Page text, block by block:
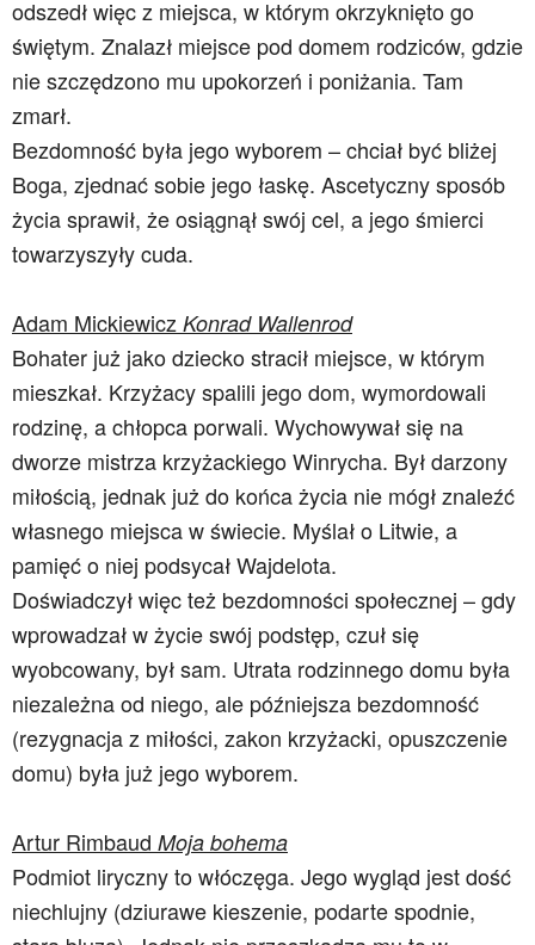
odszedł więc z miejsca, w którym okrzyknięto go
świętym. Znalazł miejsce pod domem rodziców, gdzie
nie szczędzono mu upokorzeń i poniżania. Tam
zmarł.
Bezdomność była jego wyborem – chciał być bliżej
Boga, zjednać sobie jego łaskę. Ascetyczny sposób
życia sprawił, że osiągnął swój cel, a jego śmierci
towarzyszyły cuda.
Adam Mickiewicz Konrad Wallenrod
Bohater już jako dziecko stracił miejsce, w którym
mieszkał. Krzyżacy spalili jego dom, wymordowali
rodzinę, a chłopca porwali. Wychowywał się na
dworze mistrza krzyżackiego Winrycha. Był darzony
miłością, jednak już do końca życia nie mógł znaleźć
własnego miejsca w świecie. Myślał o Litwie, a
pamięć o niej podsycał Wajdelota.
Doświadczył więc też bezdomności społecznej – gdy
wprowadzał w życie swój podstęp, czuł się
wyobcowany, był sam. Utrata rodzinnego domu była
niezależna od niego, ale późniejsza bezdomność
(rezygnacja z miłości, zakon krzyżacki, opuszczenie
domu) była już jego wyborem.
Artur Rimbaud Moja bohema
Podmiot liryczny to włóczęga. Jego wygląd jest dość
niechlujny (dziurawe kieszenie, podarte spodnie,